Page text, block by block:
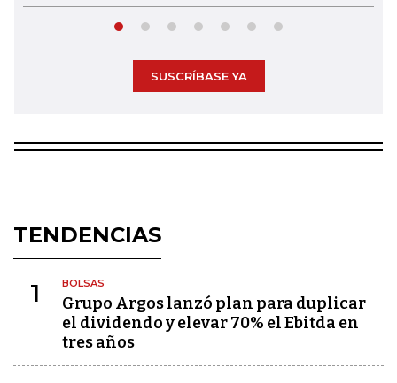
SUSCRÍBASE YA
TENDENCIAS
1 BOLSAS
Grupo Argos lanzó plan para duplicar
el dividendo y elevar 70% el Ebitda en
tres años